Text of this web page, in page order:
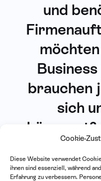
Cookie-
Diese Website verwendet
ihnen sind essenziell, während
Erfahrung zu verbessern.
und
brauchen
sich
kümmert?